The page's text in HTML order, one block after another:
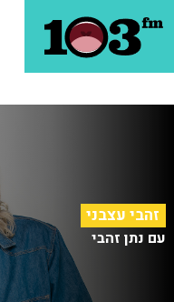
זהבי עצבני
עם נתן זהבי